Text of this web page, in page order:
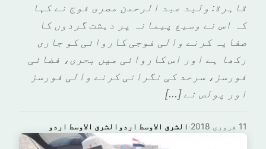
قاہرة: وليد عبد الرحمن مصری فوج نے کہا
کہ اس نے وسیع پیمانہ پر دہشت گردوں کا
صفایہ کرنے والی فوجی کاروائی کو جاری
رکھا ہے اور اس کاروائی میں بحری، فضائی
فورسز، سرحد کی نگرانی کرنے والی فورسز
اور پولس نے […]
الشرق الاوسط اردوالشرق الاوسط اردو · 11 فروری 2018